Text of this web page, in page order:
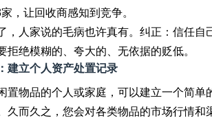
，让回收商感知到竞争。
，人家说的毛病也许真有。纠正：信任
拒绝模糊的、夸大的、无依据的贬低。
建立个人资产处置记录
置物品的个人或家庭，可以建立一个简
久而久之，您会对各类物品的市场行情和